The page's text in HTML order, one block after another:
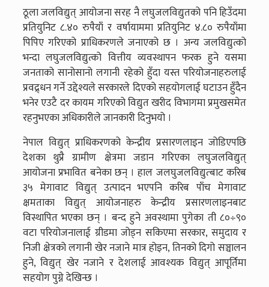
ठूला जलविद्युत् आयोजना सरह नै लघुजलविद्युतको पनि हिउँदमा
प्रतियुनिट ८.४० रुपैयाँ र वर्षायाममा प्रतियुनिट ४.८० रुपैयाँमा
पिपिए गरिएको प्राधिकरणले जनाएको छ । अन्य जलविद्युत्को
भन्दा लघुजलविद्युत्को वित्तीय व्यवस्थापन फरक हुने यसमा
जनताको सानोसानो लगानी रहेको हुँदा यस्त परियोजनाहरुलाई
प्रवद्र्धन गर्ने उद्देश्यले सरकारले दिएको सहयोगलाई घटाउन हुँदैन
भनेर एउटै दर कायम गरिएको विद्युत खरीद विभागमा प्रमुखसमेत
रहनुभएका अधिकारीले जानकारी दिनुभयो ।
नेपाल विद्युत् प्राधिकरणको केन्द्रीय प्रसारणलाइन जोडिएपछि
देशका थुप्रै ग्रामीण क्षेत्रमा जडान गरिएका लघुजलविद्युत्
आयोजना प्रभावित बनेका छन् । हाल जलघुजलविद्युत्बाट करिब
३५ मेगावाट विद्युत् उत्पादन भएपनि करिब पाँच मेगावाट
क्षमताका विद्युत् आयोजनाहरु केन्द्रीय प्रसारणलाइनबाट
विस्थापित भएका छन् । बन्द हुने अवस्थामा पुगेका ती ८०÷९०
वटा परियोजनालाई ग्रीडमा जोड्न सकिएमा सरकार, समुदाय र
निजी क्षेत्रको लगानी खेर नजाने मात्र होइन, तिनको दिगो सञ्चालन
हुने, विद्युत् खेर नजाने र देशलाई आवश्यक विद्युत् आपूर्तिमा
सहयोग पुग्ने देखिन्छ ।